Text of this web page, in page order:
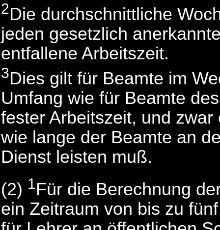
2Die durchschnittliche
jeden gesetzlich
entfallene Arbeitszeit.
3Dies gilt für Beamte im
Umfang wie für Beamte
fester Arbeitszeit, und
wie lange der Beamte an
Dienst leisten muß.
(2) 1Für die Berechnung
ein Zeitraum von bis zu